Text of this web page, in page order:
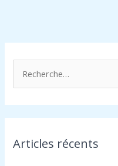
e
c
e
Articles récents